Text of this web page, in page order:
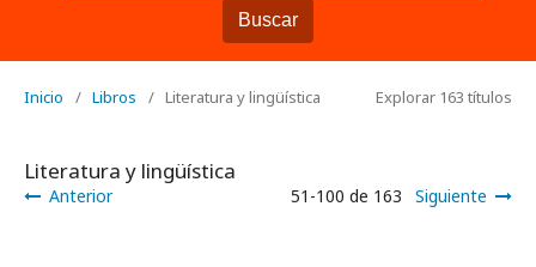
Buscar
Inicio / Libros / Literatura y lingüística Explorar 163 títulos
Literatura y lingüística
Anterior 51-100 de 163 Siguiente